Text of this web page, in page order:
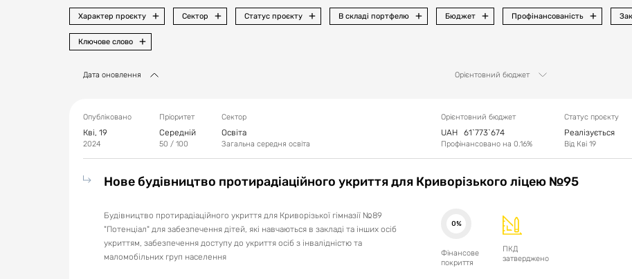
Характер проєкту Сектор Статус проєкту В складі портфелю Бюджет Профінансованість
Ключове слово
Дата оновлення Орієнтовний бюджет
Опубліковано
Кві, 19
2024
Пріоритет
Середній
50 / 100
Сектор
Освіта
Загальна середня освіта
Орієнтовний бюджет
UAH 61`773`674
Профінансовано на 0.16%
Статус проєкту
Реалізується
Від Кві 19
Нове будівництво протирадіаційного укриття для Криворізького ліцею №95
Будівництво протирадіаційного укриття для Криворізької гімназії №89
"Потенціал" для забезпечення дітей, які навчаються в закладі та інших осіб
укриттям, забезпечення доступу до укриття осіб з інвалідністю та
маломобільних груп населення
0%
Фінансове
покриття
ПКД
затверджено